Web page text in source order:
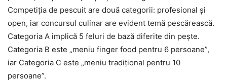
Competiţia de pescuit are două categorii: profesional şi
open, iar concursul culinar are evident temă pescărească.
Categoria A implică 5 feluri de bază diferite din peşte.
Categoria B este „meniu finger food pentru 6 persoane”,
iar Categoria C este „meniu tradiţional pentru 10
persoane”.